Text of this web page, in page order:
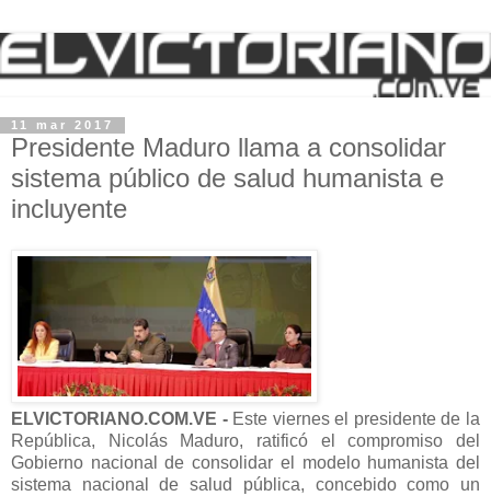
11 mar 2017
Presidente Maduro llama a consolidar
sistema público de salud humanista e
incluyente
ELVICTORIANO.COM.VE -Este viernes el presidente de la
República, Nicolás Maduro, ratificó el compromiso del
Gobierno nacional de consolidar el modelo humanista del
sistema nacional de salud pública, concebido como un